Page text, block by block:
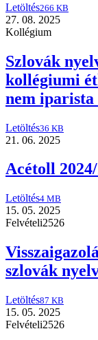
Letöltés266 KB
27. 08. 2025
Kollégium
Szlovák
kollégiumi
nem iparista
Letöltés36 KB
21. 06. 2025
Acétoll
Letöltés4 MB
15. 05. 2025
Felvételi2526
szlovák
Letöltés87 KB
15. 05. 2025
Felvételi2526